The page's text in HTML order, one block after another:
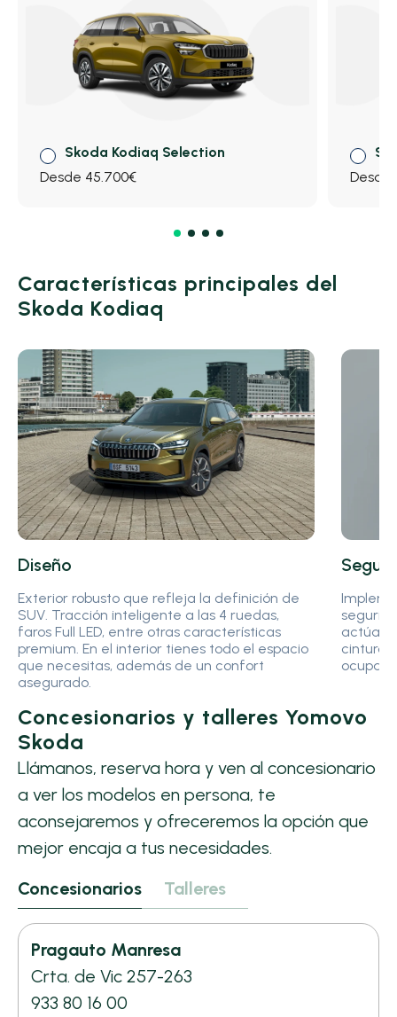
Skoda Kodiaq Selection
Desde 45.700€
Desde
Características principales del
Skoda Kodiaq
Diseño
Exterior robusto que refleja la definición de
SUV. Tracción inteligente a las 4 ruedas,
faros Full LED, entre otras características
premium. En el interior tienes todo el espacio
que necesitas, además de un confort
asegurado.
actúan
Concesionarios y talleres Yomovo
Skoda
Llámanos, reserva hora y ven al concesionario
a ver los modelos en persona, te
aconsejaremos y ofreceremos la opción que
mejor encaja a tus necesidades.
Concesionarios
Talleres
Pragauto Manresa
Crta. de Vic 257-263
933 80 16 00